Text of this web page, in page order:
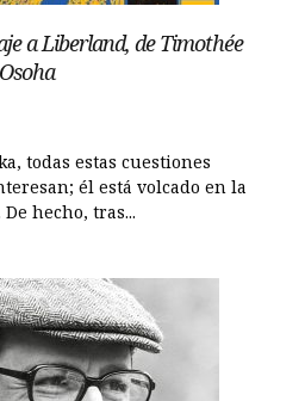
a Liberland, de Timothée
todas estas cuestiones
él está volcado en la
hecho, tras...